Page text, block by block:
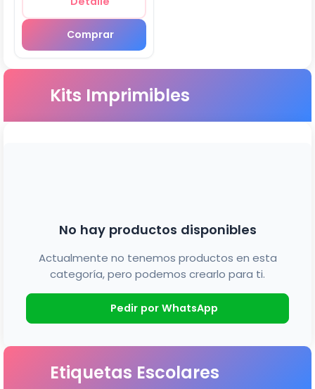
Comprar
Kits Imprimibles
No hay productos disponibles
Actualmente no tenemos productos en esta
categoría, pero podemos crearlo para ti.
Pedir por WhatsApp
Etiquetas Escolares